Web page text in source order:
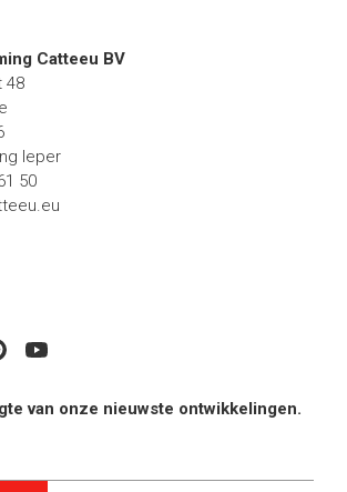
Catteeu BV
48
Ieper
50
van onze nieuwste ontwikkelingen.